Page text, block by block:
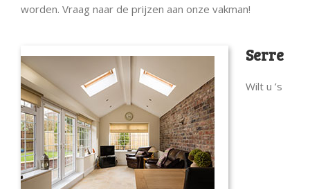
worden. Vraag naar de prijzen aan onze vakman!
Serre
Wilt u ’s